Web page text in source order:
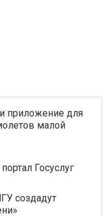
приложение для
малой
Госуслуг
создадут